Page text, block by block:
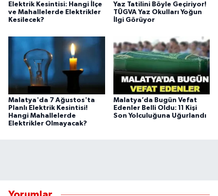
Elektrik Kesintisi: Hangi İlçe
ve Mahallelerde Elektrikler
Kesilecek?
Yaz Tatilini Böyle Geçiriyor!
TÜGVA Yaz Okulları Yoğun
İlgi Görüyor
Malatya'da 7 Ağustos'ta
Planlı Elektrik Kesintisi!
Hangi Mahallelerde
Elektrikler Olmayacak?
Malatya’da Bugün Vefat
Edenler Belli Oldu: 11 Kişi
Son Yolculuğuna Uğurlandı